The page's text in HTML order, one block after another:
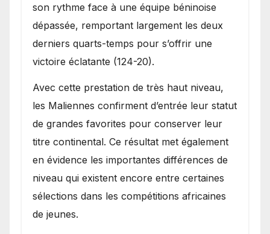
son rythme face à une équipe béninoise
dépassée, remportant largement les deux
derniers quarts-temps pour s’offrir une
victoire éclatante (124-20).
Avec cette prestation de très haut niveau,
les Maliennes confirment d’entrée leur statut
de grandes favorites pour conserver leur
titre continental. Ce résultat met également
en évidence les importantes différences de
niveau qui existent encore entre certaines
sélections dans les compétitions africaines
de jeunes.